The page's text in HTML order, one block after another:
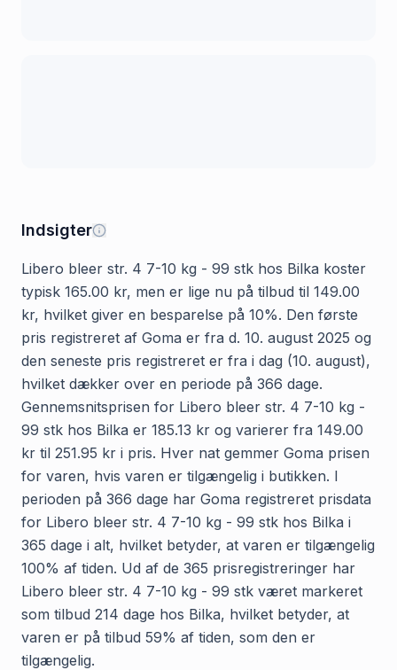
Indsigter
Libero bleer str. 4 7-10 kg - 99 stk hos Bilka koster
typisk 165.00 kr, men er lige nu på tilbud til 149.00
kr, hvilket giver en besparelse på 10%. Den første
pris registreret af Goma er fra d. 10. august 2025 og
den seneste pris registreret er fra i dag (10. august),
hvilket dækker over en periode på 366 dage.
Gennemsnitsprisen for Libero bleer str. 4 7-10 kg -
99 stk hos Bilka er 185.13 kr og varierer fra 149.00
kr til 251.95 kr i pris. Hver nat gemmer Goma prisen
for varen, hvis varen er tilgængelig i butikken. I
perioden på 366 dage har Goma registreret prisdata
for Libero bleer str. 4 7-10 kg - 99 stk hos Bilka i
365 dage i alt, hvilket betyder, at varen er tilgængelig
100% af tiden. Ud af de 365 prisregistreringer har
Libero bleer str. 4 7-10 kg - 99 stk været markeret
som tilbud 214 dage hos Bilka, hvilket betyder, at
varen er på tilbud 59% af tiden, som den er
tilgængelig.